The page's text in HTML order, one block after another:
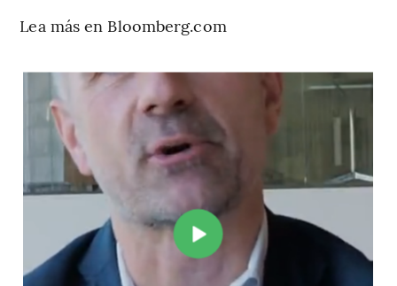
Lea más en Bloomberg.com